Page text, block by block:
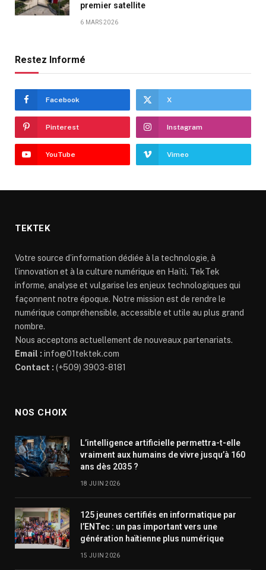
premier satellite
6 MARS 2026
Restez Informé
Facebook X
Pinterest Instagram
YouTube Vimeo
TEKTEK
Votre source d’information dédiée à la technologie, à
l’innovation et à la culture numérique en Haïti. TekTek
informe, analyse et vulgarise les enjeux technologiques qui
façonnent notre époque. Notre mission est de rendre le
numérique compréhensible, accessible et utile au plus grand
nombre.
Nous acceptons actuellement de nouveaux partenariats.
Email : info@01tektek.com
Contact : (+509) 3903-8181
NOS CHOIX
L’intelligence artificielle permettra-t-elle
vraiment aux humains de vivre jusqu’à 160
ans dès 2035 ?
18 JUIN 2026
125 jeunes certifiés en informatique par
l’ENTec : un pas important vers une
génération haïtienne plus numérique
15 JUIN 2026